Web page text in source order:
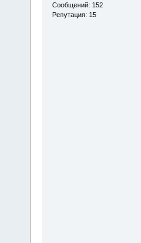
Сообщений: 152
Репутация: 15